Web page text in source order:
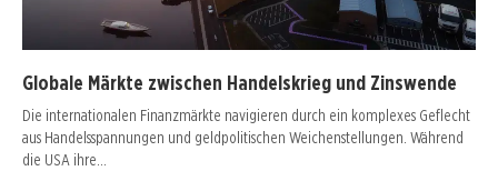
Globale Märkte zwischen Handelskrieg und Zinswende
Die internationalen Finanzmärkte navigieren durch ein komplexes Geflecht
aus Handelsspannungen und geldpolitischen Weichenstellungen. Während
die USA ihre…